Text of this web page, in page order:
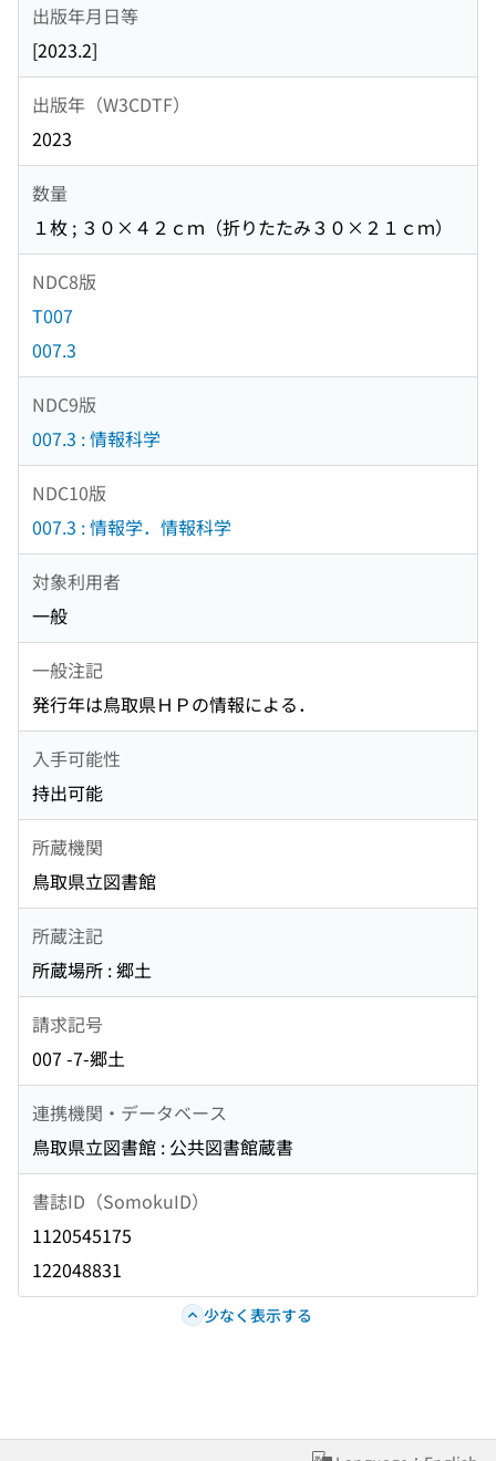
出版年月日等
[2023.2]
出版年（W3CDTF）
2023
数量
１枚 ; ３０×４２ｃｍ（折りたたみ３０×２１ｃｍ）
NDC8版
T007
007.3
NDC9版
007.3 : 情報科学
NDC10版
007.3 : 情報学．情報科学
対象利用者
一般
一般注記
発行年は鳥取県ＨＰの情報による．
入手可能性
持出可能
所蔵機関
鳥取県立図書館
所蔵注記
所蔵場所 : 郷土
請求記号
007 -7-郷土
連携機関・データベース
鳥取県立図書館 : 公共図書館蔵書
書誌ID（SomokuID）
1120545175
122048831
少なく表示する